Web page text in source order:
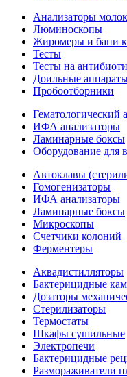
Анализаторы
Люминоскопы
Жиромеры и бани
Тесты
Тесты на
Доильные
Пробоотборники
Гематологический
ИФА анализаторы
Ламинарные боксы
Оборудование для
Автоклавы
Гомогенизаторы
ИФА анализаторы
Ламинарные боксы
Микроскопы
Счетчики колоний
Ферментеры
Аквадистилляторы
Бактерицидные
Дозаторы
Стерилизаторы
Термостаты
Шкафы сушильные
Электропечи
Бактерицидные
Размораживатели